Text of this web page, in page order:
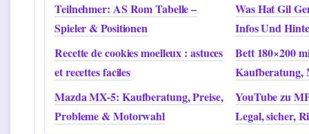
Teilnehmer: AS Rom Tabelle –
Spieler & Positionen
Was Hat Gil
Infos Und
Recette de cookies moelleux : astuces
et recettes faciles
Bett 180×200
Kaufberatung,
Mazda MX-5: Kaufberatung, Preise,
Probleme & Motorwahl
YouTube zu
Legal, sicher,